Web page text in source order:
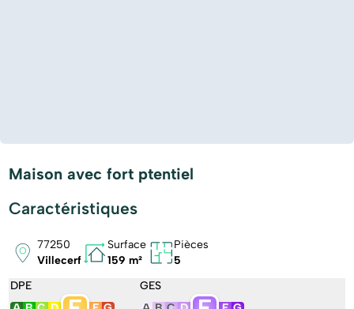
Maison avec fort ptentiel
Caractéristiques
77250
Villecerf
Surface
159 m²
Pièces
5
DPE
GES